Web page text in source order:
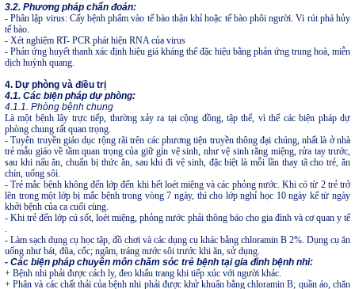
3.2. Phương pháp chẩn đoán:
- Phân lập virus: Cấy bệnh phẩm vào tế bào thận khỉ hoặc tế bào phôi người. Vi rút phá hủy
tế bào.
- Xét nghiệm RT- PCR phát hiện RNA của virus
- Phản ứng huyết thanh xác định hiệu giá kháng thể đặc hiệu bằng phản ứng trung hoà, miễn
dịch huỳnh quang.
4. Dự phòng và điều trị
4.1. Các biện pháp dự phòng:
4.1.1. Phòng bệnh chung
Là một bệnh lây trực tiếp, thường xảy ra tại cộng đồng, tập thể, vì thế các biện pháp dự
phòng chung rất quan trọng.
- Tuyên truyền giáo dục rộng rãi trên các phương tiện truyền thông đại chúng, nhất là ở nhà
trẻ mẫu giáo về tầm quan trọng của giữ gìn vệ sinh, như vệ sinh răng miệng, rửa tay trước,
sau khi nấu ăn, chuẩn bị thức ăn, sau khi đi vệ sinh, đặc biệt là mỗi lần thay tã cho trẻ, ăn
chín, uống sôi.
- Trẻ mắc bệnh không đến lớp đến khi hết loét miệng và các phỏng nước. Khi có từ 2 trẻ trở
lên trong một lớp bị mắc bệnh trong vòng 7 ngày, thì cho lớp nghỉ học 10 ngày kể từ ngày
khởi bệnh của ca cuối cùng.
- Khi trẻ đến lớp cú sốt, loét miệng, phỏng nước phải thông báo cho gia đình và cơ quan y tế
- Làm sạch dụng cụ học tập, đồ chơi và các dụng cụ khác bằng chloramin B 2%. Dụng cụ ăn
uống như bát, đũa, cốc; ngâm, tráng nước sôi trước khi ăn, sử dụng.
- Các biện pháp chuyên môn chăm sóc trẻ bệnh tại gia đình bệnh nhi:
+ Bệnh nhi phải được cách ly, đeo khẩu trang khi tiếp xúc với người khác.
+ Phân và các chất thải của bệnh nhi phải được khử khuẩn bằng chloramin B; quần áo, chăn